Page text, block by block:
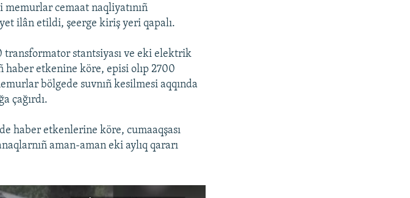
memurlar cemaat naqliyatınıñ
ilân etildi, şeerge kiriş yeri qapalı.
transformator stantsiyası ve eki elektrik
haber etkenine köre, episi olıp 2700
bölgede suvnıñ kesilmesi aqqında
çağırdı.
haber etkenlerine köre, cumaaqşası
aman-aman eki aylıq qararı